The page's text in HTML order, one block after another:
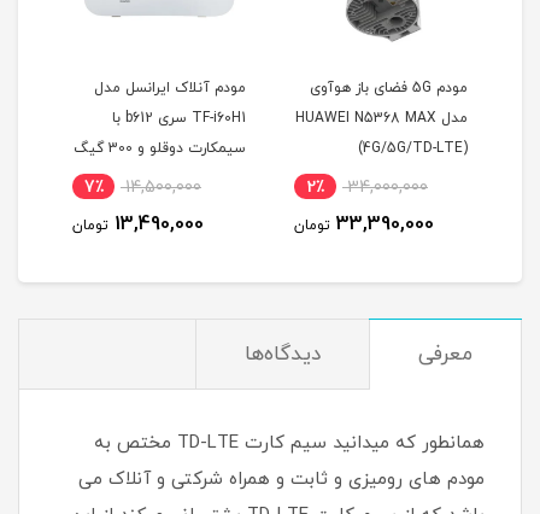
مودم آنلاک ایرانسل مدل
TF-i60H1 سری b612 با
اینترنت یکساله
14,500,000
13,490,000
اول اعتباری (مخصوص
مودم)
1,200,000
990,000
معرفی دیدگاه‌ها
همانطور که میدانید سیم کارت TD-LTE مختص به
مودم های رومیزی و ثابت و همراه شرکتی و آنلاک می